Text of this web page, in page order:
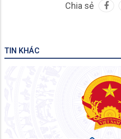
Chia sẻ
TIN KHÁC